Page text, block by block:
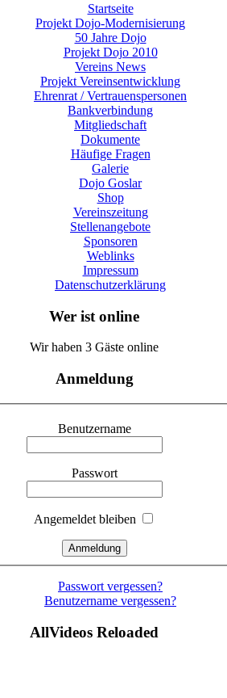
Startseite
Projekt Dojo-Modernisierung
50 Jahre Dojo
Projekt Dojo 2010
Vereins News
Projekt Vereinsentwicklung
Ehrenrat / Vertrauenspersonen
Bankverbindung
Mitgliedschaft
Dokumente
Häufige Fragen
Galerie
Dojo Goslar
Shop
Vereinszeitung
Stellenangebote
Sponsoren
Weblinks
Impressum
Datenschutzerklärung
Wer ist online
Wir haben 3 Gäste online
Anmeldung
Benutzername
Passwort
Angemeldet bleiben
Passwort vergessen?
Benutzername vergessen?
AllVideos Reloaded